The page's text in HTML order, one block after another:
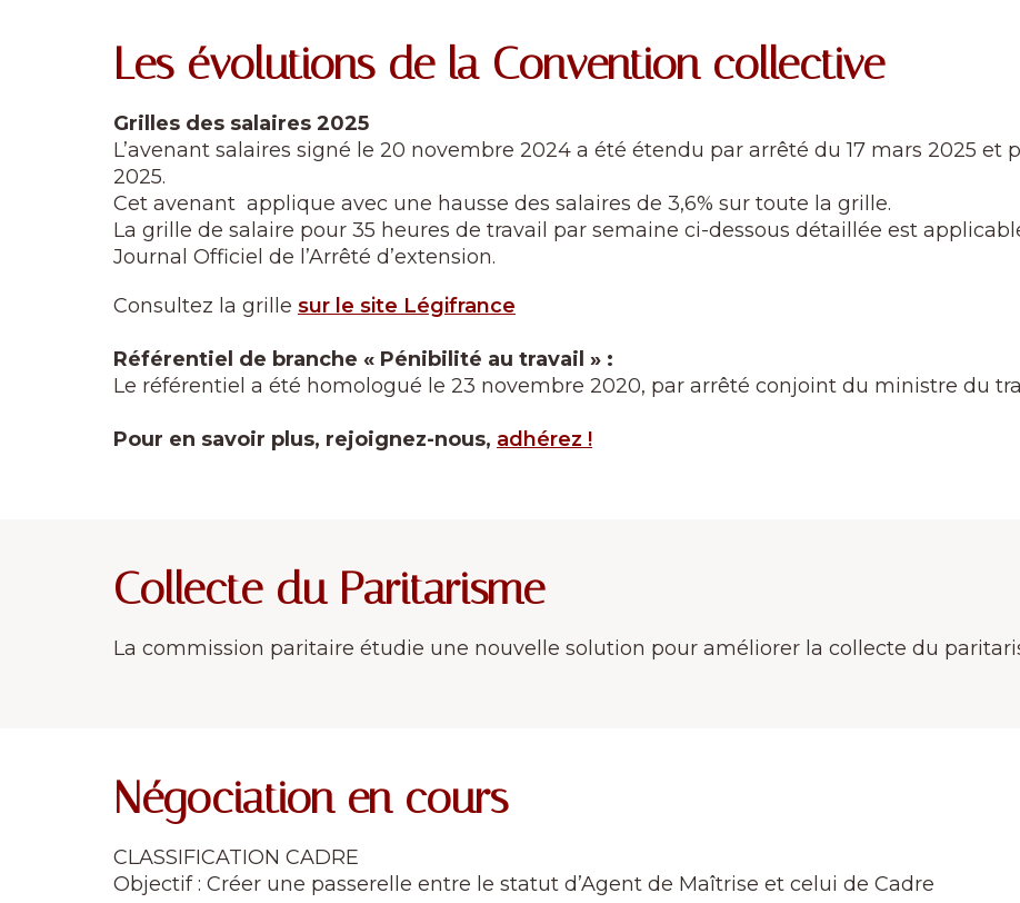
Les évolutions de la Convention collective
Grilles des salaires 2025
L’avenant salaires signé le 20 novembre 2024 a été étendu par arrêté du 17 mars 2025
2025.
Cet avenant applique avec une hausse des salaires de 3,6% sur toute la grille.
La grille de salaire pour 35 heures de travail par semaine ci-dessous détaillée est
Journal Officiel de l’Arrêté d’extension.
Consultez la grille sur le site Légifrance
Référentiel de branche « Pénibilité au travail » :
Le référentiel a été homologué le 23 novembre 2020, par arrêté conjoint du ministre du
Pour en savoir plus, rejoignez-nous, adhérez !
Collecte du Paritarisme
La commission paritaire étudie une nouvelle solution pour améliorer la collecte du
Négociation en cours
CLASSIFICATION CADRE
Objectif : Créer une passerelle entre le statut d’Agent de Maîtrise et celui de Cadre